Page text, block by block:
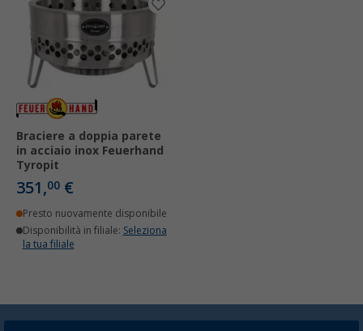
Braciere a doppia parete
in acciaio inox Feuerhand
Tyropit
351,00 €
Presto nuovamente disponibile
Disponibilità in filiale: Seleziona
la tua filiale